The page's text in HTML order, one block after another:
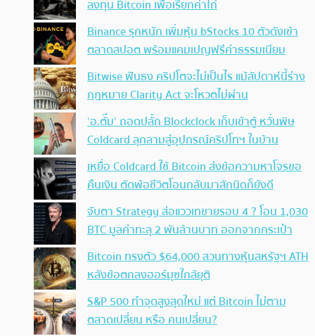
ลงทุน Bitcoin เพื่อเรียกค่าไถ่
Binance รุกหนัก เพิ่มหุ้น bStocks 10 ตัวดังเข้า
ตลาดสปอต พร้อมแคมเปญฟรีค่าธรรมเนียม
Bitwise ฟันธง คริปโตจะไม่เป็นไร แม้สัปดาห์นี้ร่าง
กฎหมาย Clarity Act จะโหวตไม่ผ่าน
‘อ.ตั๊ม’ ถอดปลั้ก Blockclock เก็บเข้าตู้ หวั่นพิษ
Coldcard ลุกลามสู่อุปกรณ์คริปโทฯ ในบ้าน
เหยื่อ Coldcard ใช้ Bitcoin ส่งข้อความหาโจรขอ
คืนเงิน ตัดพ้อชีวิตโอนกลับมาสักนิดก็ยังดี
จับตา Strategy ส่อแววเทขายรอบ 4 ? โอน 1,030
BTC มูลค่าทะลุ 2 พันล้านบาท ออกจากกระเป๋า
Bitcoin ทรงตัว $64,000 สวนทางหุ้นสหรัฐฯ ATH
หลังข้อตกลงฮอร์มุซใกล้ยุติ
S&P 500 ทำจุดสูงสุดใหม่ แต่ Bitcoin ไม่ตาม
ตลาดเปลี่ยน หรือ คนเปลี่ยน?